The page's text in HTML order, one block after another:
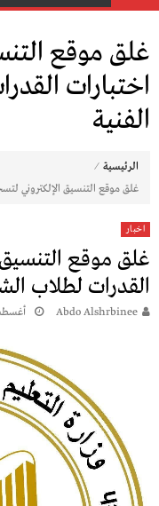
غلق موقع
اختبارات
الفنية
الرئيسية ⁄
غلق موقع التنسيق الإلكتروني
اخبار
غلق موقع التنسيق
القدرات لطلاب
Abdo Alshrbinee أغسطس